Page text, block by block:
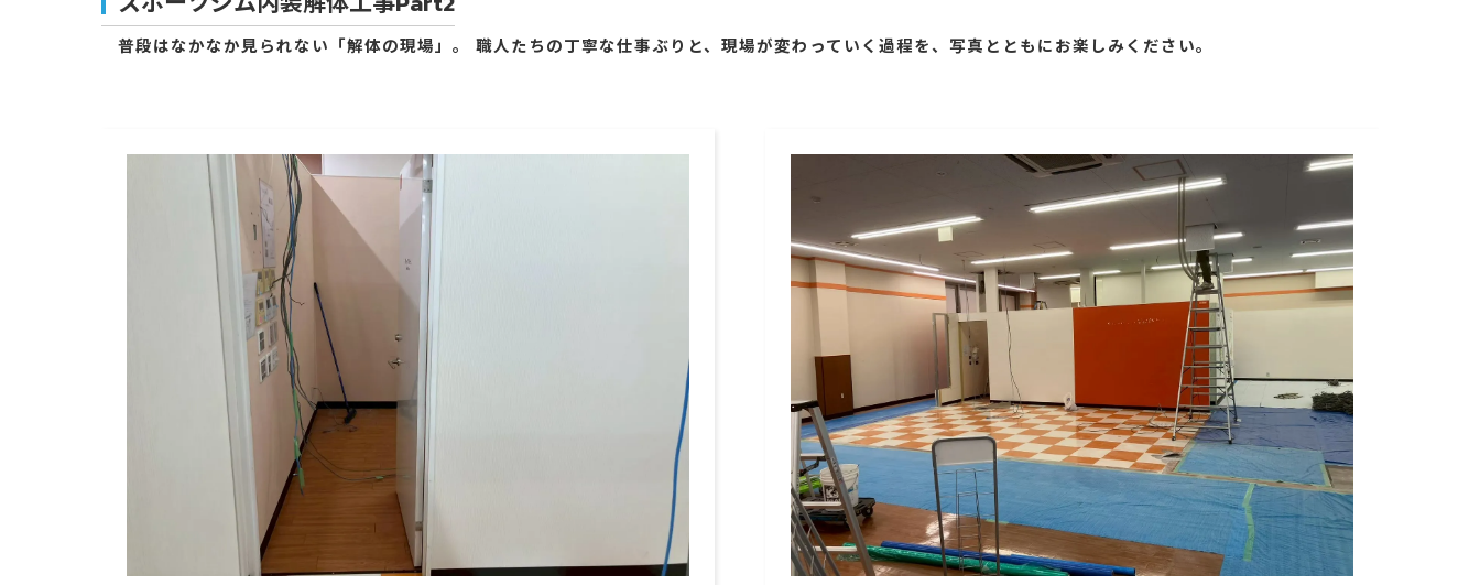
普段はなかなか見られない「解体の現場」。 職人たちの丁寧な仕事ぶりと、現場が変わっていく過程を、写真とともにお楽しみください。